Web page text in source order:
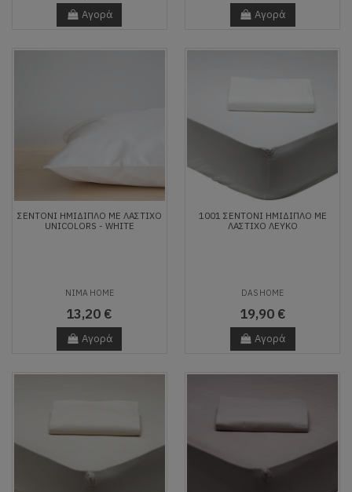
Αγορά Αγορά
ΣΕΝΤΌΝΙ ΗΜΊΔΙΠΛΟ ΜΕ ΛΆΣΤΙΧΟ
UNICOLORS - WHITE
NIMA HOME
13,20 €
Αγορά
1001 ΣΕΝΤΟΝΙ ΗΜΙΔΙΠΛΟ ΜΕ
ΛΑΣΤΙΧΟ ΛΕΥΚΟ
DAS HOME
19,90 €
Αγορά